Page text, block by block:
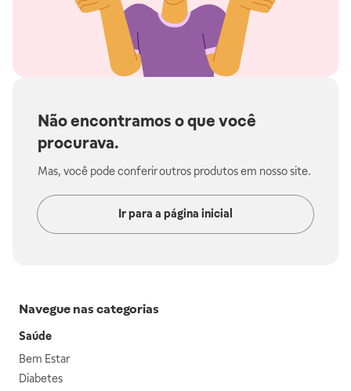
Não encontramos o que você
procurava.
Mas, você pode conferir outros produtos em nosso site.
Ir para a página inicial
Navegue nas categorias
Saúde
Bem Estar
Diabetes